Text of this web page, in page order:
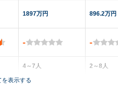
1897万円
-
4～7人
5ドア
896.2万円
-
2～8人
を表示する